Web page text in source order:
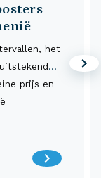
het
prijs en